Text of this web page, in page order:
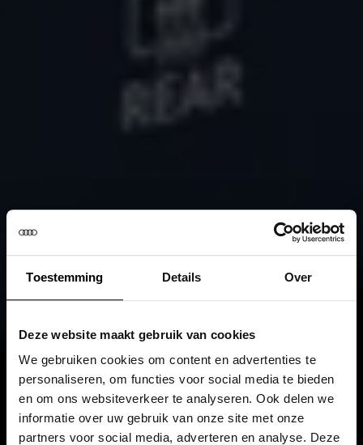
Toestemming Details Over
Deze website maakt gebruik van cookies
We gebruiken cookies om content en advertenties te
personaliseren, om functies voor social media te bieden
en om ons websiteverkeer te analyseren. Ook delen we
informatie over uw gebruik van onze site met onze
partners voor social media, adverteren en analyse. Deze